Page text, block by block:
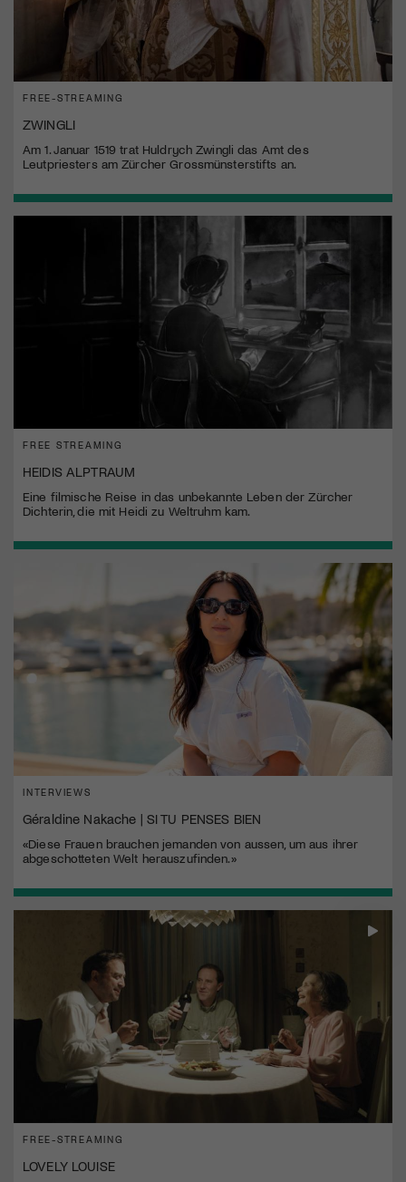
FREE-STREAMING
ZWINGLI
Am 1. Januar 1519 trat Huldrych Zwingli das Amt des
Leutpriesters am Zürcher Grossmünsterstifts an.
FREE STREAMING
HEIDIS ALPTRAUM
Eine filmische Reise in das unbekannte Leben der Zürcher
Dichterin, die mit Heidi zu Weltruhm kam.
INTERVIEWS
Géraldine Nakache | SI TU PENSES BIEN
«Diese Frauen brauchen jemanden von aussen, um aus ihrer
abgeschotteten Welt herauszufinden.»
FREE-STREAMING
LOVELY LOUISE